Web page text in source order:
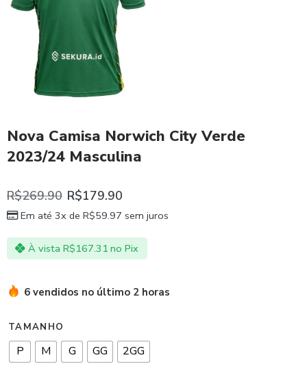
Nova Camisa Norwich City Verde
2023/24 Masculina
R$269.90 R$179.90
Em até 3x de R$59.97 sem juros
À vista R$167.31 no Pix
6 vendidos no último 2 horas
TAMANHO
P M G GG 2GG